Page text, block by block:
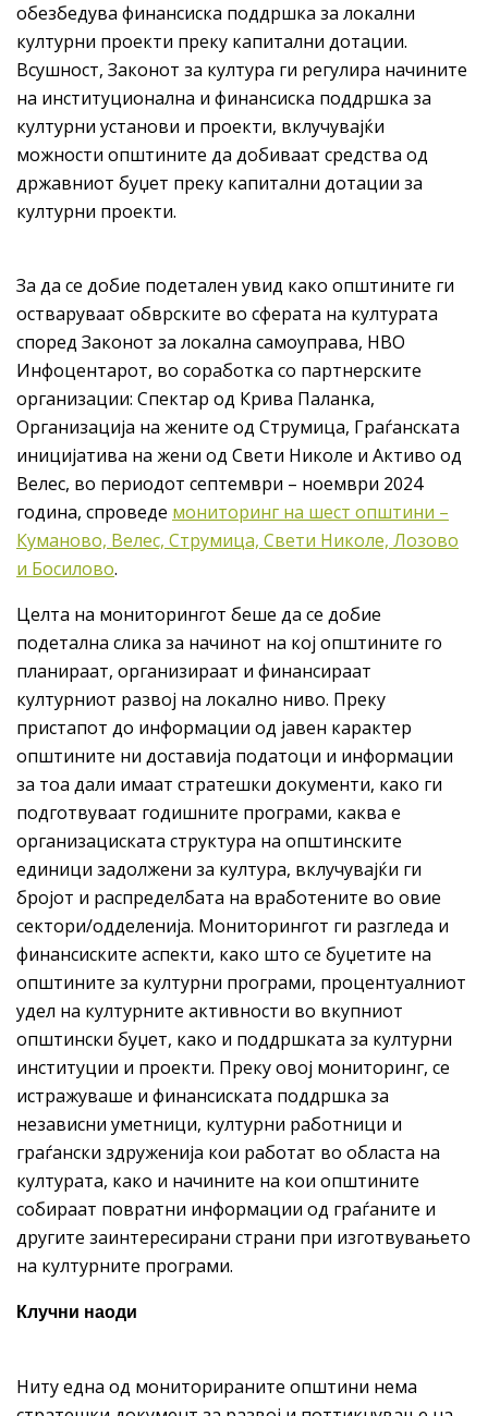
обезбедува финансиска поддршка за локални
културни проекти преку капитални дотации.
Всушност, Законот за култура ги регулира начините
на институционална и финансиска поддршка за
културни установи и проекти, вклучувајќи
можности општините да добиваат средства од
државниот буџет преку капитални дотации за
културни проекти.
За да се добие подетален увид како општините ги
остваруваат обврските во сферата на културата
според Законот за локална самоуправа, НВО
Инфоцентарот, во соработка со партнерските
организации: Спектар од Крива Паланка,
Организација на жените од Струмица, Граѓанската
иницијатива на жени од Свети Николе и Активо од
Велес, во периодот септември – ноември 2024
година, спроведе мониторинг на шест општини –
Куманово, Велес, Струмица, Свети Николе, Лозово
и Босилово.
Целта на мониторингот беше да се добие
подетална слика за начинот на кој општините го
планираат, организираат и финансираат
културниот развој на локално ниво. Преку
пристапот до информации од јавен карактер
општините ни доставија податоци и информации
за тоа дали имаат стратешки документи, како ги
подготвуваат годишните програми, каква е
организациската структура на општинските
единици задолжени за култура, вклучувајќи ги
бројот и распределбата на вработените во овие
сектори/одделенија. Мониторингот ги разгледа и
финансиските аспекти, како што се буџетите на
општините за културни програми, процентуалниот
удел на културните активности во вкупниот
општински буџет, како и поддршката за културни
институции и проекти. Преку овој мониторинг, се
истражуваше и финансиската поддршка за
независни уметници, културни работници и
граѓански здруженија кои работат во областа на
културата, како и начините на кои општините
собираат повратни информации од граѓаните и
другите заинтересирани страни при изготвувањето
на културните програми.
Клучни наоди
Ниту една од мониторираните општини нема